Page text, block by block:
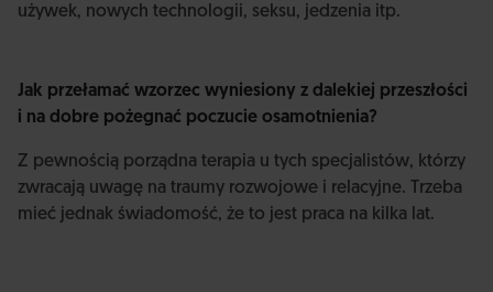
używek, nowych technologii, seksu, jedzenia itp.
Jak przełamać wzorzec wyniesiony z dalekiej przeszłości
i na dobre pożegnać poczucie osamotnienia?
Z pewnością porządna terapia u tych specjalistów, którzy
zwracają uwagę na traumy rozwojowe i relacyjne. Trzeba
mieć jednak świadomość, że to jest praca na kilka lat.